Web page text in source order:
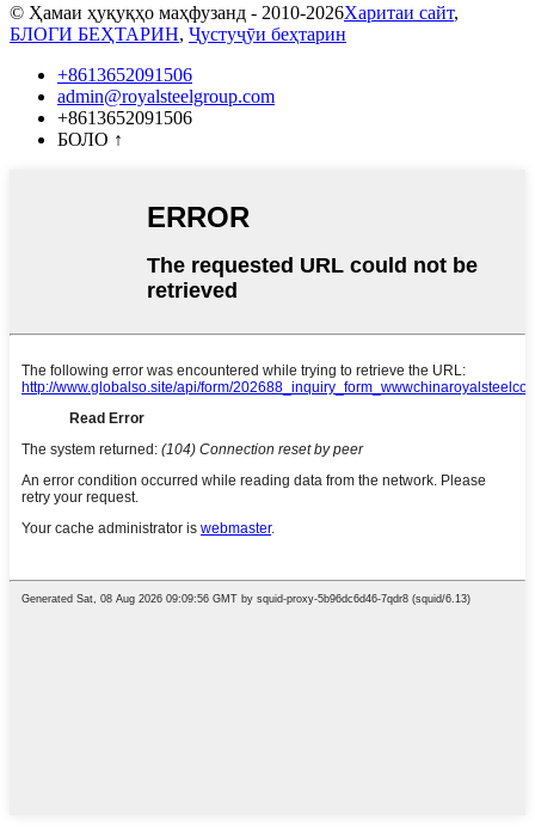
© Ҳамаи ҳуқуқҳо маҳфузанд - 2010-2026Харитаи сайт,
БЛОГИ БЕҲТАРИН, Ҷустуҷӯи беҳтарин
+8613652091506
admin@royalsteelgroup.com
+8613652091506
БОЛО ↑